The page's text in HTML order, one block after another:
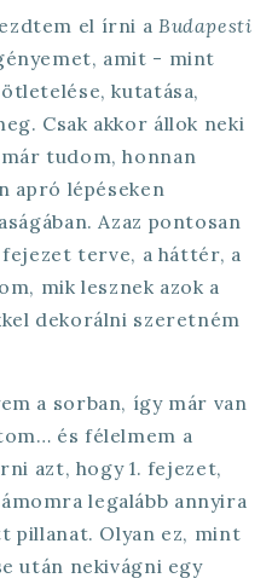
el írni a Budapesti
amit - mint
kutatása,
Csak akkor állok neki
tudom, honnan
apró lépéseken
Azaz pontosan
fejezet terve, a háttér, a
mik lesznek azok a
dekorálni szeretném
a sorban, így már van
és félelmem a
azt, hogy 1. fejezet,
legalább annyira
Olyan ez, mint
után nekivágni egy